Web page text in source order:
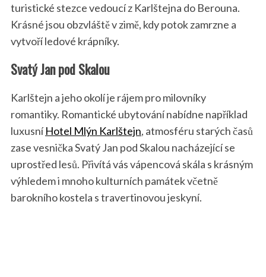
turistické stezce vedoucí z Karlštejna do Berouna.
Krásné jsou obzvláště v zimě, kdy potok zamrzne a
vytvoří ledové krápníky.
Svatý Jan pod Skalou
Karlštejn a jeho okolí je rájem pro milovníky
romantiky. Romantické ubytování nabídne například
luxusníHotel Mlýn Karlštejn, atmosféru starých časů
zase vesnička Svatý Jan pod Skalou nacházející se
uprostřed lesů. Přivítá vás vápencová skála s krásným
výhledem i mnoho kulturních památek včetně
barokního kostela s travertinovou jeskyní.